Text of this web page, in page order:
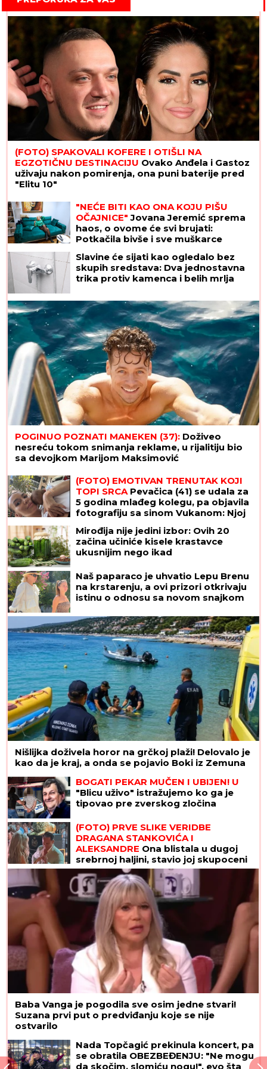
(FOTO) SPAKOVALI KOFERE I OTIŠLI NA
EGZOTIČNU DESTINACIJU Ovako Anđela i Gastoz
uživaju nakon pomirenja, ona puni baterije pred
"Elitu 10"
"NEĆE BITI KAO ONA KOJU PIŠU
OČAJNICE" Jovana Jeremić sprema
haos, o ovome će svi brujati:
Potkačila bivše i sve muškarce
Slavine će sijati kao ogledalo bez
skupih sredstava: Dva jednostavna
trika protiv kamenca i belih mrlja
POGINUO POZNATI MANEKEN (37): Doživeo
nesreću tokom snimanja reklame, u rijalitiju bio
sa devojkom Marijom Maksimović
(FOTO) EMOTIVAN TRENUTAK KOJI
TOPI SRCAPevačica (41) se udala za
5 godina mlađeg kolegu, pa objavila
fotografiju sa sinom Vukanom: Njoj
Mirođija nije jedini izbor: Ovih 20
začina učiniće kisele krastavce
ukusnijim nego ikad
Naš paparaco je uhvatio Lepu Brenu
na krstarenju, a ovi prizori otkrivaju
istinu o odnosu sa novom snajkom
Nišlijka doživela horor na grčkoj plaži! Delovalo je
kao da je kraj, a onda se pojavio Boki iz Zemuna
BOGATI PEKAR MUČEN I UBIJEN! U
"Blicu uživo" istražujemo ko ga je
tipovao pre zverskog zločina
(FOTO) PRVE SLIKE VERIDBE
DRAGANA STANKOVIĆA I
ALEKSANDRE Ona blistala u dugoj
srebrnoj haljini, stavio joj skupoceni
prsten na ruku
Baba Vanga je pogodila sve osim jedne stvari!
Suzana prvi put o predviđanju koje se nije
ostvarilo
Nada Topčagić prekinula koncert, pa
se obratila OBEZBEĐENJU: "Ne mogu
da skočim, slomiću nogu!", evo šta